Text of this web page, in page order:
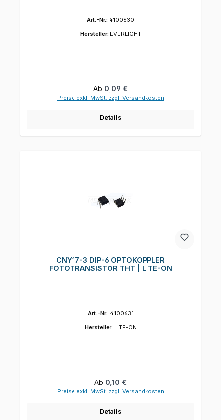
Art.-Nr.: 4100630
Hersteller: EVERLIGHT
Regulärer Preis:
Ab 0,09 €
Preise exkl. MwSt. zzgl. Versandkosten
Details
CNY17-3 DIP-6 OPTOKOPPLER
FOTOTRANSISTOR THT | LITE-ON
Art.-Nr.: 4100631
Hersteller: LITE-ON
Regulärer Preis:
Ab 0,10 €
Preise exkl. MwSt. zzgl. Versandkosten
Details